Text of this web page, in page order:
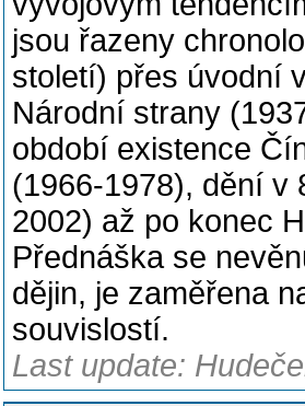
jsou řazeny
století) přes úvodní
Národní strany
období existence
(1966-1978), dění v
2002) až po konec
Přednáška se
dějin, je zaměřena
souvislostí.
Last update: